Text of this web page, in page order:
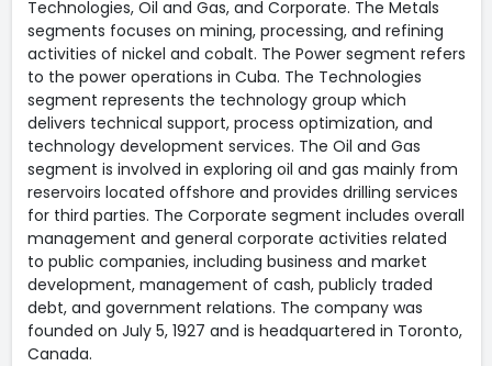
Technologies, Oil and Gas, and Corporate. The Metals
segments focuses on mining, processing, and refining
activities of nickel and cobalt. The Power segment refers
to the power operations in Cuba. The Technologies
segment represents the technology group which
delivers technical support, process optimization, and
technology development services. The Oil and Gas
segment is involved in exploring oil and gas mainly from
reservoirs located offshore and provides drilling services
for third parties. The Corporate segment includes overall
management and general corporate activities related
to public companies, including business and market
development, management of cash, publicly traded
debt, and government relations. The company was
founded on July 5, 1927 and is headquartered in Toronto,
Canada.